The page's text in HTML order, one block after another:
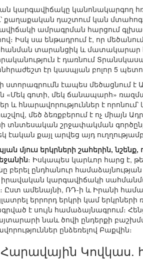
կարգավիճակը կանոնակարգող
դաշտում կան
ամրագրման հարցում
Իսկ սա ենթադրում է, որ
տարանցիկ և մատակարար
է դառնում
էր կասպյան բոլոր 5
ստորագրումն էապես
«Մեկ գոտի, մեկ ճանապարհ»
և հնարավորություններ է
մեծ ձեռքբերում է ոչ
տնտեսական շրջափակման
քայլ արվեց այդ
մյուս երկրների շահերին,
։ Իսկապես կարևոր հարց է,
բերել ընդհանուր
իրավական կարգավիճակի
Ըստ ամենայնի, ՌԴ-ի և Իրանի
երրորդ երկրի կամ
է սույն համաձայնագրում։
նաև ծովի ընդերքի
ընձեռելով Բաքվին։
Հարավային Կովկաս.